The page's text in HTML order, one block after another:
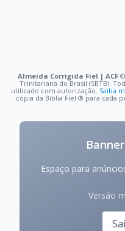
Almeida Corrigida Fiel | ACF©️
Trinitariana do Brasil (SBTB).
utilizado com autorização. Saiba
cópia da Bíblia Fiel ®️ para cada
Espaço para
Versão